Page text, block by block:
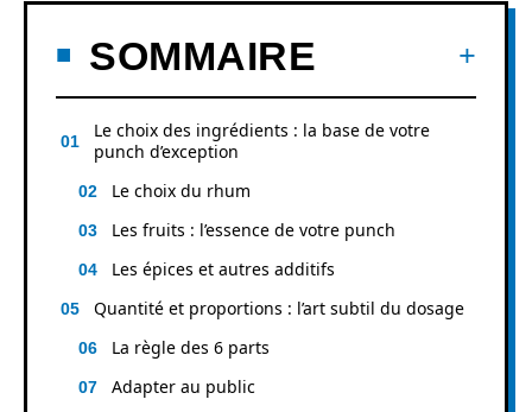
SOMMAIRE
Le choix des ingrédients : la base de votre
punch d’exception
Le choix du rhum
Les fruits : l’essence de votre punch
Les épices et autres additifs
Quantité et proportions : l’art subtil du dosage
La règle des 6 parts
Adapter au public